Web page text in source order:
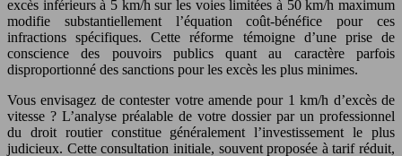
excès inférieurs à 5 km/h sur les voies limitées à 50 km/h maximum
modifie substantiellement l’équation coût-bénéfice pour ces
infractions spécifiques. Cette réforme témoigne d’une prise de
conscience des pouvoirs publics quant au caractère parfois
disproportionné des sanctions pour les excès les plus minimes.
Vous envisagez de contester votre amende pour 1 km/h d’excès de
vitesse ? L’analyse préalable de votre dossier par un professionnel
du droit routier constitue généralement l’investissement le plus
judicieux. Cette consultation initiale, souvent proposée à tarif réduit,